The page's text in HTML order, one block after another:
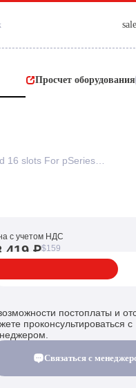
Просчет оборудования
с учетом НДС
419 ₽$159
постоплаты и
проконсультироваться с
Связаться с